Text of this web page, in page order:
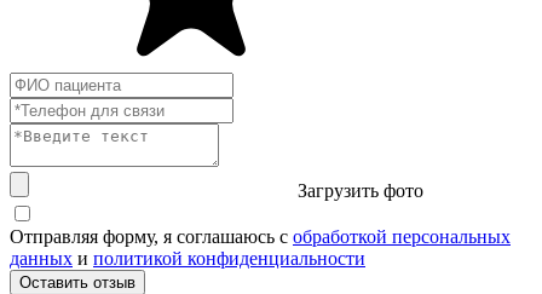
Загрузить фото
Отправляя форму, я соглашаюсь с обработкой персональных
данных и политикой конфиденциальности
Оставить отзыв